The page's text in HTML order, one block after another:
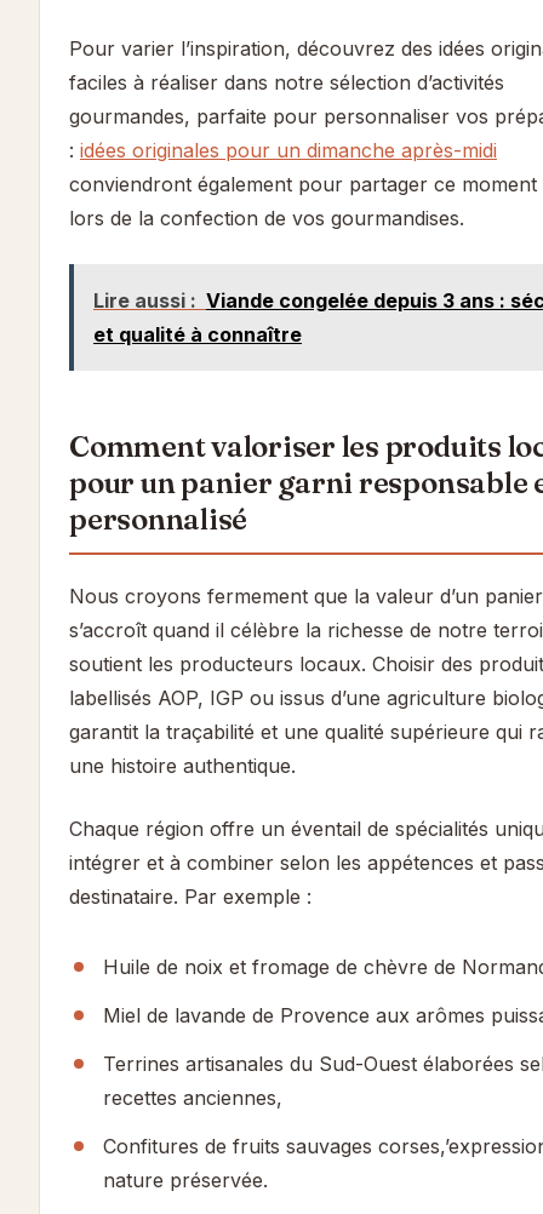
Pour varier l’inspiration, découvrez des idées
faciles à réaliser dans notre sélection d’activités
gourmandes, parfaite pour personnaliser vos
: idées originales pour un dimanche après-midi
conviendront également pour partager ce moment
lors de la confection de vos gourmandises.
Lire aussi : Viande congelée depuis 3 ans :
et qualité à connaître
Comment valoriser les produits
pour un panier garni responsable
personnalisé
Nous croyons fermement que la valeur d’un
s’accroît quand il célèbre la richesse de notre
soutient les producteurs locaux. Choisir des
labellisés AOP, IGP ou issus d’une agriculture
garantit la traçabilité et une qualité supérieure qui
une histoire authentique.
Chaque région offre un éventail de spécialités
intégrer et à combiner selon les appétences et
destinataire. Par exemple :
Huile de noix et fromage de chèvre de
Miel de lavande de Provence aux arômes
Terrines artisanales du Sud-Ouest élaborées
recettes anciennes,
Confitures de fruits sauvages
nature préservée.